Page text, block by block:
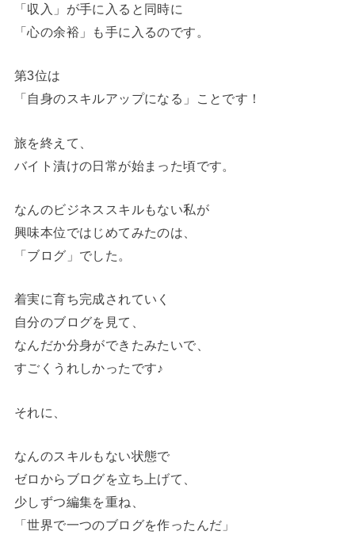
「収入」が手に入ると同時に
「心の余裕」も手に入るのです。
第3位は
「自身のスキルアップになる」ことです！
旅を終えて、
バイト漬けの日常が始まった頃です。
なんのビジネススキルもない私が
興味本位ではじめてみたのは、
「ブログ」でした。
着実に育ち完成されていく
自分のブログを見て、
なんだか分身ができたみたいで、
すごくうれしかったです♪
それに、
なんのスキルもない状態で
ゼロからブログを立ち上げて、
少しずつ編集を重ね、
「世界で一つのブログを作ったんだ」